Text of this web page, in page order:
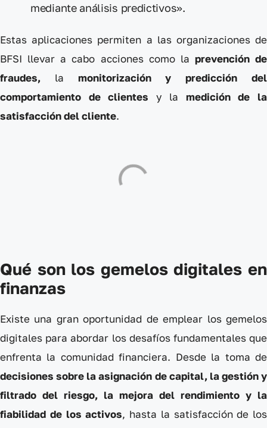
mediante análisis predictivos».
Estas aplicaciones permiten a las organizaciones de
BFSI llevar a cabo acciones como la prevención de
fraudes, la monitorización y predicción del
comportamiento de clientes y la medición de la
satisfacción del cliente.
Qué son los gemelos digitales en
finanzas
Existe una gran oportunidad de emplear los gemelos
digitales para abordar los desafíos fundamentales que
enfrenta la comunidad financiera. Desde la toma de
decisiones sobre la asignación de capital, la gestión y
filtrado del riesgo, la mejora del rendimiento y la
fiabilidad de los activos, hasta la satisfacción de los